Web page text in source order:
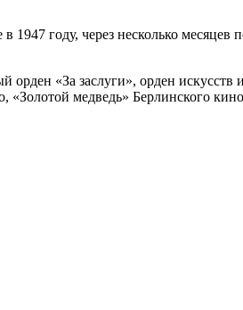
году, через несколько
«За заслуги», орден
«Золотой медведь» Берлинского